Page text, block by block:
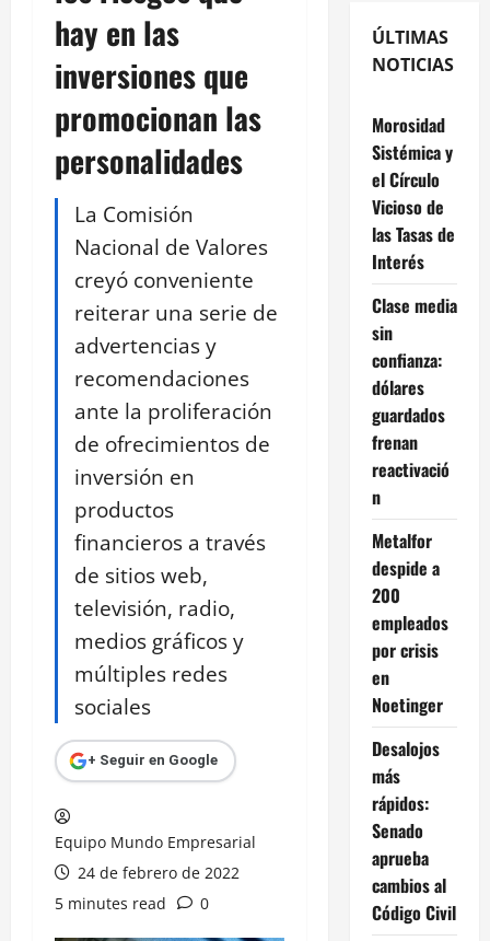
hay en las
inversiones que
promocionan las
personalidades
La Comisión
Nacional de Valores
creyó conveniente
reiterar una serie de
advertencias y
recomendaciones
ante la proliferación
de ofrecimientos de
inversión en
productos
financieros a través
de sitios web,
televisión, radio,
medios gráficos y
múltiples redes
sociales
+ Seguir en Google
Equipo Mundo Empresarial
24 de febrero de 2022
5 minutes read
0
ÚLTIMAS
NOTICIAS
Morosidad
Sistémica y
el Círculo
Vicioso de
las Tasas de
Interés
Clase media
sin
confianza:
dólares
guardados
frenan
reactivació
n
Metalfor
despide a
200
empleados
por crisis
en
Noetinger
Desalojos
más
rápidos:
Senado
aprueba
cambios al
Código Civil